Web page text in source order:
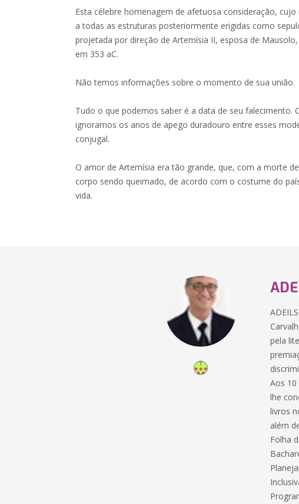
Esta célebre homenagem de afetuosa consideração,
a todas as estruturas posteriormente erigidas como
projetada por direção de Artemísia II, esposa de
em 353 aC.
Não temos informações sobre o momento de sua união.
Tudo o que podemos saber é a data de seu falecimento.
ignoramos os anos de apego duradouro entre esses
conjugal.
O amor de Artemísia era tão grande, que, com a morte
corpo sendo queimado, de acordo com o costume do
vida.
pela
Aos
lhe
livros
além
Folha